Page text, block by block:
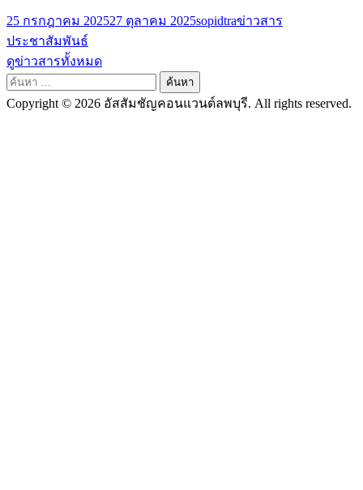
25 กรกฎาคม 202527 ตุลาคม 2025sopidtraข่าวสาร
ประชาสัมพันธ์
ดูข่าวสารทั้งหมด
ค้นหา
สำหรับ:
Copyright © 2026 อัสสัมชัญคอนแวนต์ลพบุรี. All rights reserved.